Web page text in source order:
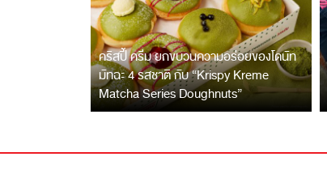
คริสปี้ ครีม ยกขบวนความอร่อยของโดนัท
มัทฉะ 4 รสชาติ กับ “Krispy Kreme
Matcha Series Doughnuts”